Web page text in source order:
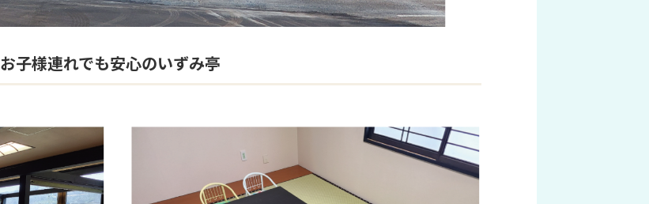
お子様連れでも安心のいずみ亭